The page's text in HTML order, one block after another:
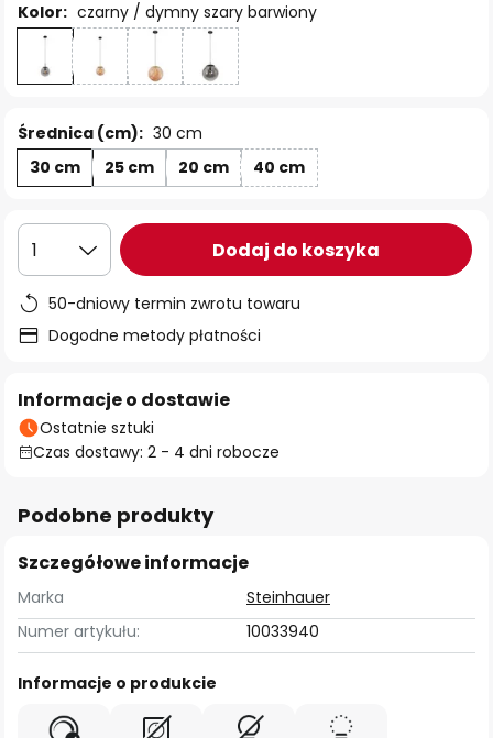
Kolor: czarny / dymny szary barwiony
Średnica (cm): 30 cm
30 cm
25 cm 20 cm 40 cm
1 Dodaj do koszyka
50-dniowy termin zwrotu towaru
Dogodne metody płatności
Informacje o dostawie
Ostatnie sztuki
Czas dostawy: 2 - 4 dni robocze
Podobne produkty
Szczegółowe informacje
Marka
Steinhauer
Numer artykułu:
10033940
Informacje o produkcie